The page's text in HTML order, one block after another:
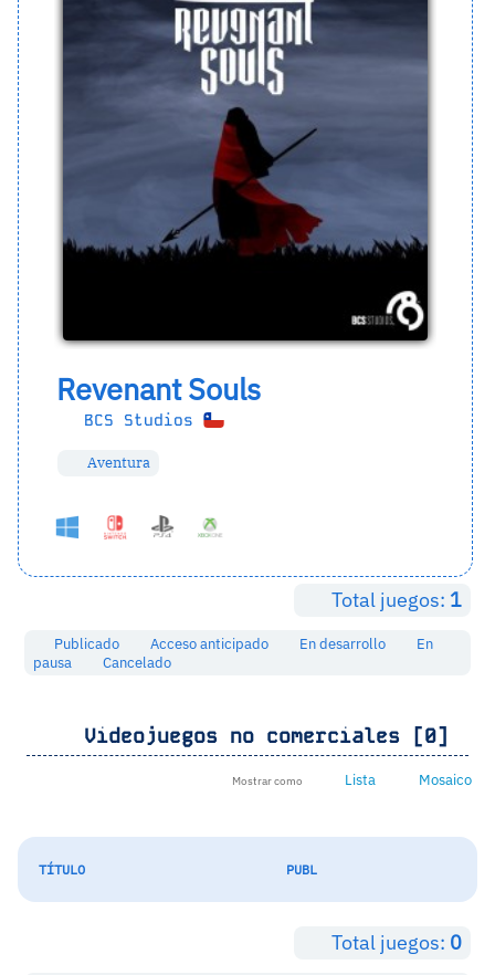
Revenant Souls
BCS Studios
Aventura
Total juegos: 1
Publicado Acceso anticipado En desarrollo
En
pausa
Cancelado
Videojuegos no comerciales [0]
Mostrar como Lista Mosaico
TÍTULO PUBL
Total juegos: 0